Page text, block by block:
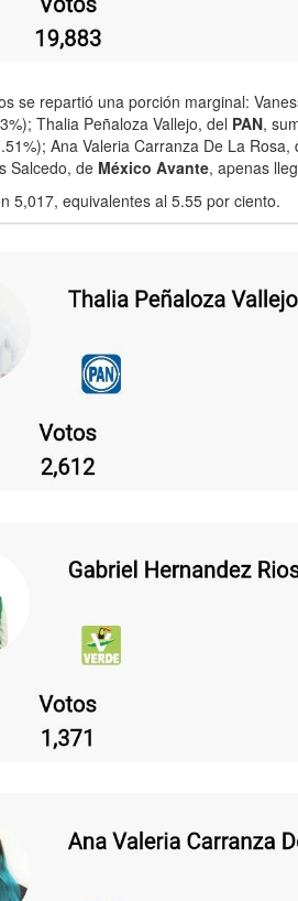
se repartió una porción marginal:
Thalia Peñaloza Vallejo, del PAN,
Ana Valeria Carranza De La Rosa,
Salcedo, de México Avante, apenas
5,017, equivalentes al 5.55 por ciento.